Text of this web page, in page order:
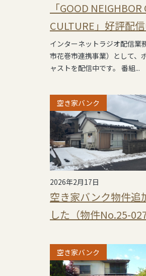
「GOOD NEIGHBOR
CULTURE」好評配信
インターネットラジオ配信業
市花巻市連携事業）として、
ャストを配信中です。 番組...
空き家バンク
2026年2月17日
空き家バンク物件追
した（物件No.25-027
空き家バンク